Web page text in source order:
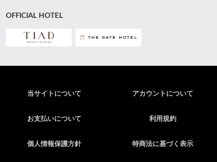
OFFICIAL HOTEL
当サイトについて アカウントについて
お支払いについて 利用規約
個人情報保護方針 特商法に基づく表示